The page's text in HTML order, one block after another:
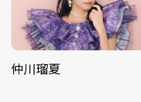
仲川瑠夏